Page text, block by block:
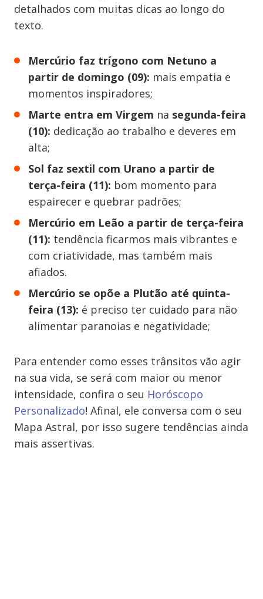
detalhados com muitas dicas ao longo do
texto.
Mercúrio faz trígono com Netuno a
partir de domingo (09): mais empatia e
momentos inspiradores;
Marte entra em Virgem na segunda-feira
(10): dedicação ao trabalho e deveres em
alta;
Sol faz sextil com Urano a partir de
terça-feira (11): bom momento para
espairecer e quebrar padrões;
Mercúrio em Leão a partir de terça-feira
(11): ​tendência ficarmos mais vibrantes e
com criatividade, mas também mais
afiados.
​Mercúrio se opõe a Plutão até quinta-
feira (13): é preciso ter cuidado para não
alimentar paranoias e negatividade;
Para entender como esses trânsitos vão agir
na sua vida, se será com maior ou menor
intensidade, confira o seu Horóscopo
Personalizado! Afinal, ele conversa com o seu
Mapa Astral, por isso sugere tendências ainda
mais assertivas.